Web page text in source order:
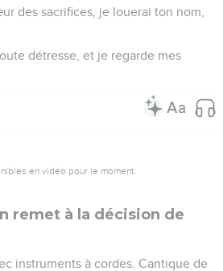
des sacrifices, je louerai ton nom,
détresse, et je regarde mes
en vidéo pour le moment.
remet à la décision de
instruments à cordes. Cantique de